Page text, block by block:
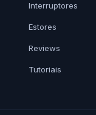
Interruptores
Estores
Reviews
Tutoriais